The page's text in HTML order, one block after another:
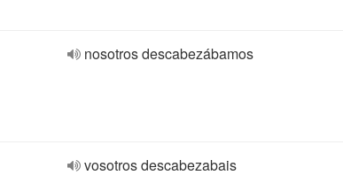
nosotros descabezábamos
vosotros descabezabais